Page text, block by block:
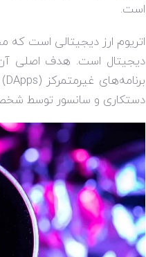
است.
اتریوم ارز دیجیتالی است که
دیجیتال است. هدف اصلی آن
برنامه‌های غیرمتمرکز (DApps
دستکاری و سانسور توسط